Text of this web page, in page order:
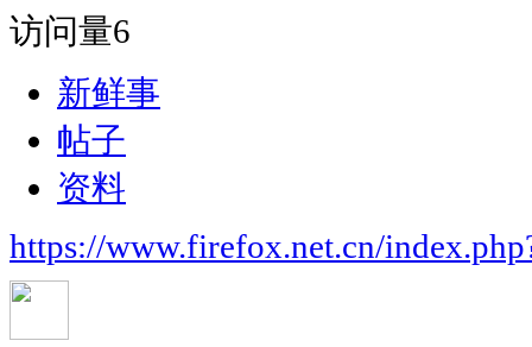
访问量6
新鲜事
帖子
资料
https://www.firefox.net.cn/